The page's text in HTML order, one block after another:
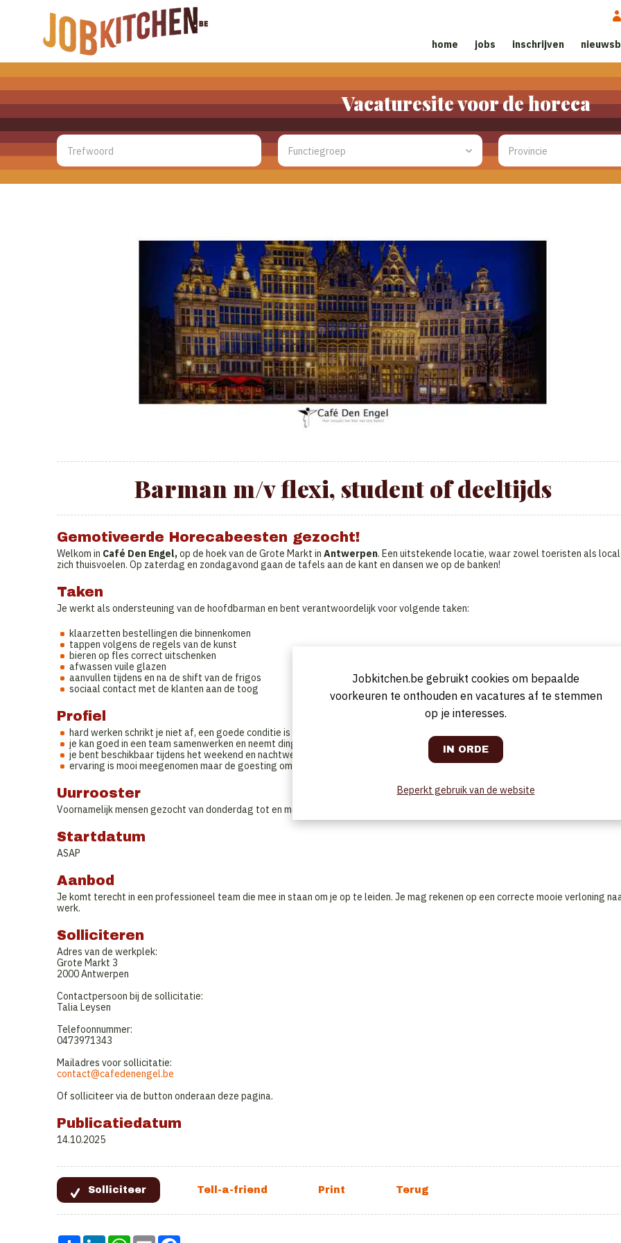
home jobs inschrijven
Vacaturesite voor de horeca
Barman m/v flexi, student of deeltijds
Gemotiveerde Horecabeesten gezocht!
Welkom in Café Den Engel,op de hoek van de Grote Markt in Antwerpen. Een uitstekende locatie, waar zowel toeristen als
zich thuisvoelen. Op zaterdag en zondagavond gaan de tafels aan de kant en dansen we op de banken!
Taken
Je werkt als ondersteuning van de hoofdbarman en bent verantwoordelijk voor volgende taken:
klaarzetten bestellingen die binnenkomen
tappen volgens de regels van de kunst
bieren op fles correct uitschenken
afwassen vuile glazen
aanvullen tijdens en na de shift van de frigos
sociaal contact met de klanten aan de toog
Profiel
hard werken schrikt je niet af, een goede conditie is mooi meegenomen
je kan goed in een team samenwerken en neemt dingen aan van je collega’s
je bent beschikbaar tijdens het weekend en nachtwerk schrikt je niet af
ervaring is mooi meegenomen maar de goesting om dingen bij te leren is nog belangrijker!
Uurrooster
Voornamelijk mensen gezocht van donderdag tot en met zondag.
Startdatum
ASAP
Aanbod
Je komt terecht in een professioneel team die mee in staan om je op te leiden. Je mag rekenen op een correcte mooie verloning
werk.
Solliciteren
Adres van de werkplek:
Grote Markt 3
2000 Antwerpen
Contactpersoon bij de sollicitatie:
Talia Leysen
Telefoonnummer:
0473971343
Mailadres voor sollicitatie:
contact@cafedenengel.be
Of solliciteer via de button onderaan deze pagina.
Publicatiedatum
14.10.2025
Jobkitchen.be gebruikt cookies om bepaalde
voorkeuren te onthouden en vacatures af te stemmen
op je interesses.
Beperkt gebruik van de website